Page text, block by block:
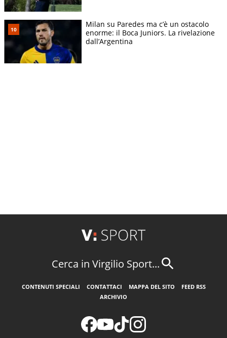
Milan su Paredes ma c’è un ostacolo
enorme: il Boca Juniors. La rivelazione
dall’Argentina
Cerca in Virgilio Sport...
CONTENUTI SPECIALI CONTATTACI MAPPA DEL SITO
FEED RSS
ARCHIVIO